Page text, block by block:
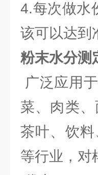
4.每次做水
该可以达到
粉末水分测
广泛应用
菜、肉类
茶叶、饮
等行业，对